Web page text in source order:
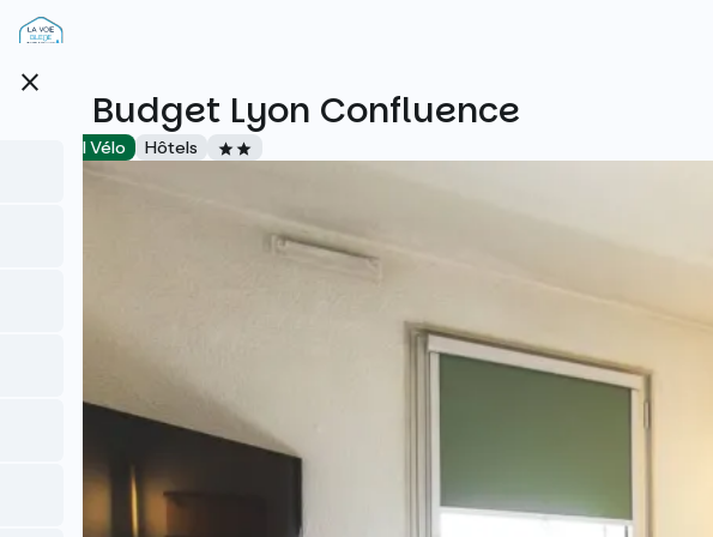
Aller
au
principal
close
Ibis Budget Lyon Confluence
Accueil Vélo Hôtels